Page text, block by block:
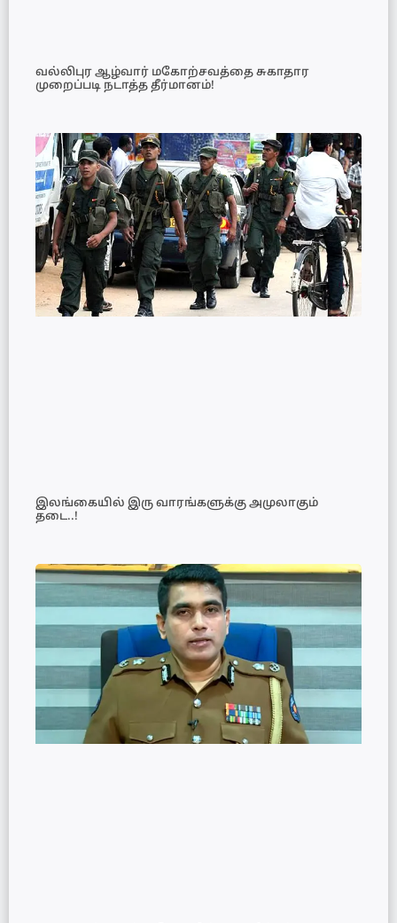
வல்லிபுர ஆழ்வார் மகோற்சவத்தை சுகாதார
முறைப்படி நடாத்த தீர்மானம்!
இலங்கையில் இரு வாரங்களுக்கு அமுலாகும்
தடை..!